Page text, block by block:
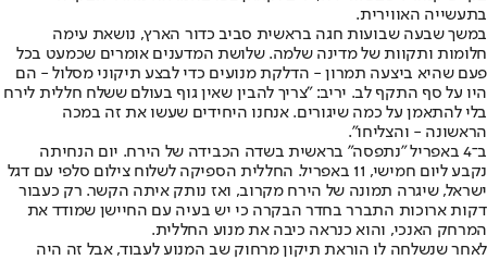
בתעשייה האווירית.
במשך שבעה שבועות חגה בראשית סביב כדור הארץ, נושאת עימה
חלומות ותקוות של מדינה שלמה. שלושת המדענים אומרים שכמעט בכל
פעם שהיא ביצעה תמרון - הדלקת מנועים כדי לבצע תיקוני מסלול - הם
היו על סף התקף לב. יריב: "צריך להבין שאין גוף בעולם ששלח חללית לירח
בלי להתאמן על כמה שיגורים. אנחנו היחידים שעשו את זה במכה
הראשונה - והצליחו".
ב־4 באפריל "נתפסה" בראשית בשדה הכבידה של הירח. יום הנחיתה
נקבע ליום חמישי, 11 באפריל. החללית הספיקה לשלוח צילום סלפי עם דגל
ישראל, שיגרה תמונה של הירח מקרוב, ואז נותק איתה הקשר. רק כעבור
דקות ארוכות התברר בחדר הבקרה כי יש בעיה עם החיישן שמודד את
המרחק האנכי, והוא כנראה כיבה את מנוע החללית.
לאחר שנשלחה לו הוראת תיקון מרחוק שב המנוע לעבוד, אבל זה היה